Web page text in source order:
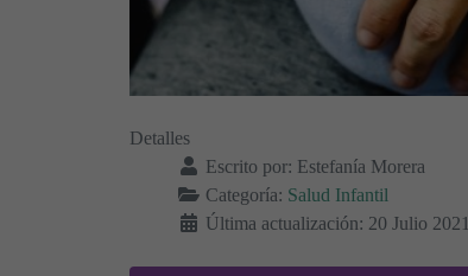
Detalles
Escrito por: Estefanía Morera
Categoría: Salud Infantil
Última actualización: 20 Julio 2021